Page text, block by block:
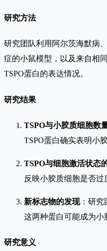
研究方法
研究团队利用阿尔茨海默病
症的小鼠模型，以及来自相
TSPO蛋白的表达情况。
研究结果
TSPO与小胶质细胞数
TSPO蛋白确实表明小
TSPO与细胞激活状态
反映小胶质细胞是否过
新标志物的发现：研究
这两种蛋白可能成为小
研究意义